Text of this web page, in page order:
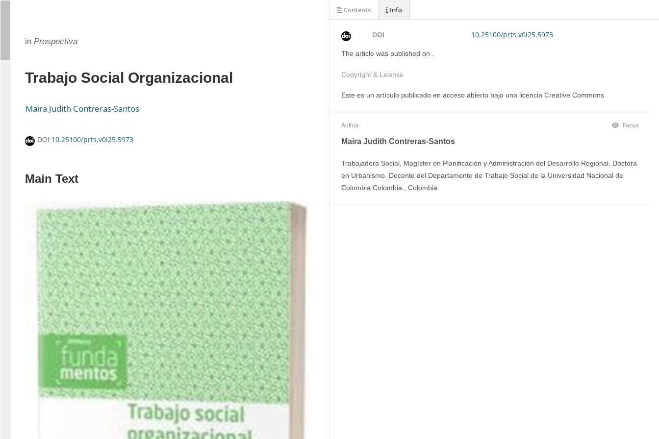
in Prospectiva
Trabajo Social Organizacional
Maira Judith Contreras-Santos
DOI:10.25100/prts.v0i25.5973
Main Text
DOI 10.25100/prts.v0i25.5973
The article was published on
Copyright & License
Este es un artículo publicado en acceso abierto bajo una licencia Creative Commons
Author
Focus
Maira Judith Contreras-Santos
Trabajadora Social, Magíster en Planificación y Administración del Desarrollo Regional, Doctora
en Urbanismo. Docente del Departamento de Trabajo Social de la Universidad Nacional de
Colombia Colombia., Colombia
Contents Info